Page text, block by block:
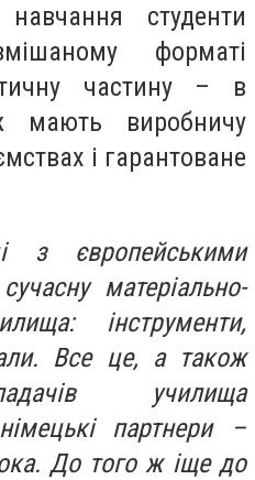
студенти
форматі
частину – в
мають виробничу
і гарантоване
з європейськими
матеріально-
інструменти,
Все це, а також
училища
партнери –
До того ж іще до